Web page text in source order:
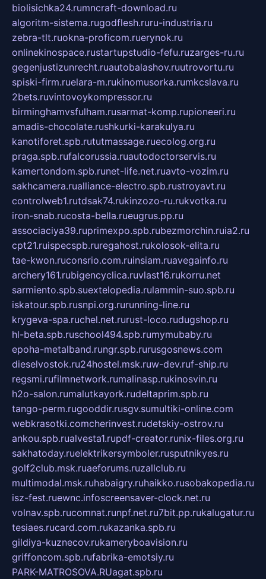
biolisichka24.rumncraft-download.ru
algoritm-sistema.rugodflesh.ruru-industria.ru
zebra-tlt.ruokna-proficom.ruerynok.ru
onlinekinospace.rustartupstudio-fefu.ruzarges-ru.ru
gegenjustizunrecht.ruautobalashov.ruutrovortu.ru
spiski-firm.ruelara-m.rukinomusorka.rumkcslava.ru
2bets.ruvintovoykompressor.ru
birminghamvsfulham.rusarmat-komp.rupioneeri.ru
amadis-chocolate.rushkurki-karakulya.ru
kanotiforet.spb.rututmassage.ruecolog.org.ru
praga.spb.rufalcorussia.ruautodoctorservis.ru
kamertondom.spb.runet-life.net.ruavto-vozim.ru
sakhcamera.rualliance-electro.spb.rustroyavt.ru
controlweb1.rutdsak74.rukinzozo-ru.rukvotka.ru
iron-snab.rucosta-bella.rueugrus.pp.ru
associaciya39.ruprimexpo.spb.rubezmorchin.ruia2.ru
cpt21.ruispecspb.ruregahost.rukolosok-elita.ru
tae-kwon.ruconsrio.com.ruinsiam.ruavegainfo.ru
archery161.rubigencyclica.ruvlast16.rukorru.net
sarmiento.spb.suextelopedia.rulammin-suo.spb.ru
iskatour.spb.rusnpi.org.rurunning-line.ru
krygeva-spa.ruchel.net.rurust-loco.rudugshop.ru
hl-beta.spb.ruschool494.spb.rumymubaby.ru
epoha-metalband.rungr.spb.rurusgosnews.com
dieselvostok.ru24hostel.msk.ruw-dev.ruf-ship.ru
regsmi.rufilmnetwork.rumalinasp.rukinosvin.ru
h2o-salon.rumalutkayork.rudeltaprim.spb.ru
tango-perm.rugooddir.rusgv.sumultiki-online.com
webkrasotki.comcherinvest.rudetskiy-ostrov.ru
ankou.spb.rualvesta1.rupdf-creator.runix-files.org.ru
sakhatoday.ruelektrikersymboler.rusputnikyes.ru
golf2club.msk.ruaeforums.ruzallclub.ru
multimodal.msk.ruhabaigry.ruhaikko.rusobakopedia.ru
isz-fest.ruewnc.infoscreensaver-clock.net.ru
volnav.spb.rucomnat.runpf.net.ru7bit.pp.rukalugatur.ru
tesiaes.rucard.com.rukazanka.spb.ru
gildiya-kuznecov.rukameryboavision.ru
griffoncom.spb.rufabrika-emotsiy.ru
PARK-MATROSOVA.RUagat.spb.ru